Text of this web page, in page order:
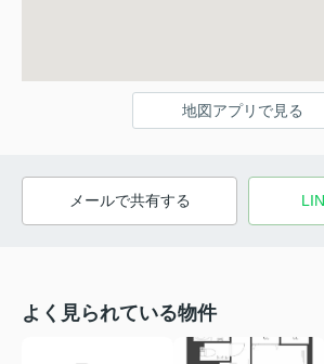
地図アプリで見る
メールで共有する
よく見られている物件